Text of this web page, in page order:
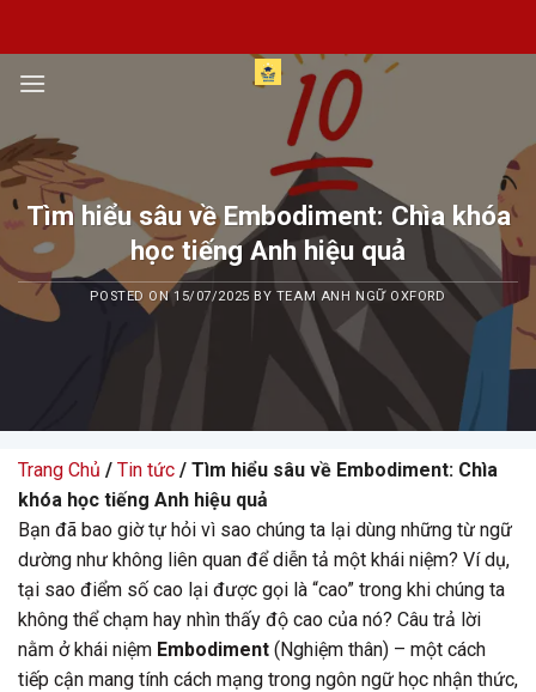
content
Tìm hiểu sâu về Embodiment: Chìa khóa
học tiếng Anh hiệu quả
POSTED ON 15/07/2025 BY TEAM ANH NGỮ OXFORD
Trang Chủ / Tin tức / Tìm hiểu sâu về Embodiment: Chìa
khóa học tiếng Anh hiệu quả
Bạn đã bao giờ tự hỏi vì sao chúng ta lại dùng những từ ngữ
dường như không liên quan để diễn tả một khái niệm? Ví dụ,
tại sao điểm số cao lại được gọi là “cao” trong khi chúng ta
không thể chạm hay nhìn thấy độ cao của nó? Câu trả lời
nằm ở khái niệm Embodiment (Nghiệm thân) – một cách
tiếp cận mang tính cách mạng trong ngôn ngữ học nhận thức,